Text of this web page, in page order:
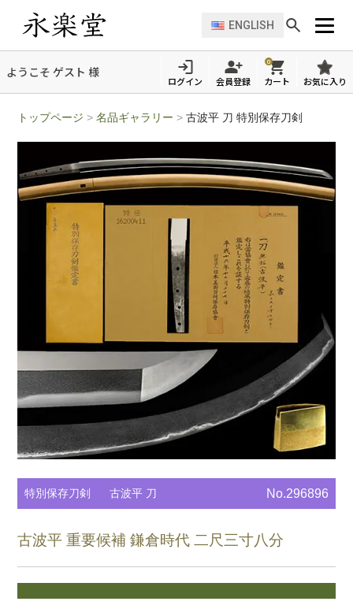
ENGLISH
ようこそ ゲスト 様
ログイン 会員登録
0
カート お気に入り
トップページ >名品ギャラリー >古波平 刀 特別保存刀剣
特別保存刀剣 古波平 刀 No.296896
古波平 重要候補 鎌倉時代 二尺三寸八分